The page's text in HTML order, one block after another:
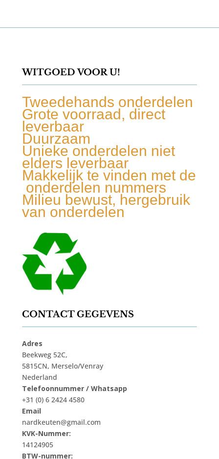
WITGOED VOOR U!
Tweedehands onderdelen
Grote voorraad, direct
leverbaar
Duurzaam
Unieke onderdelen niet
elders leverbaar
Makkelijk te vinden met de
onderdelen nummers
Milieu bewust, hergebruik
van onderdelen
CONTACT GEGEVENS
Adres
Beekweg 52C,
5815CN, Merselo/Venray
Nederland
Telefoonnummer / Whatsapp
+31 (0) 6 2424 4580
Email
nardkeuten@gmail.com
KVK-Nummer:
14124905
BTW-nummer: